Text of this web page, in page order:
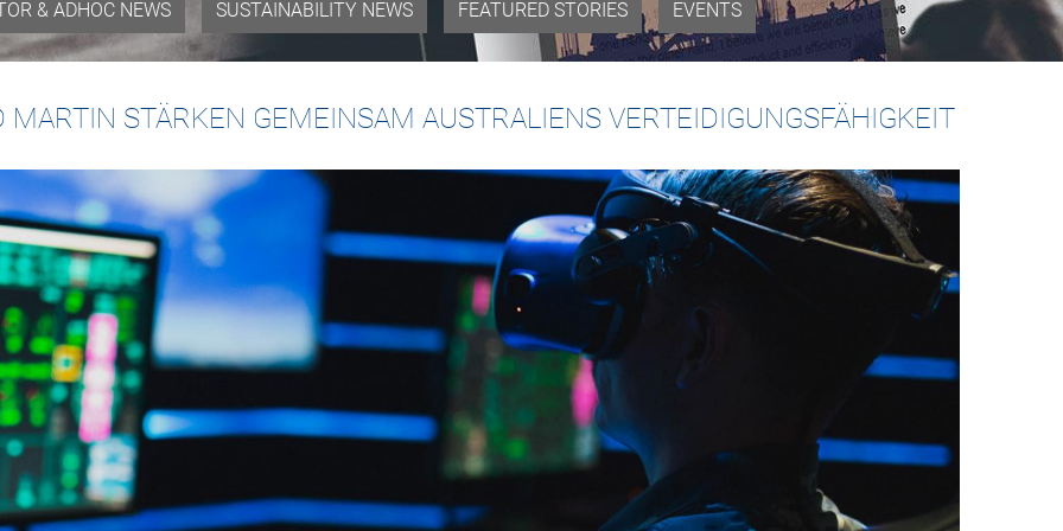
& ADHOC NEWS SUSTAINABILITY NEWS FEATURED STORIES EVENTS
STÄRKEN GEMEINSAM AUSTRALIENS VERTEIDIGUNGSFÄHIGKEIT